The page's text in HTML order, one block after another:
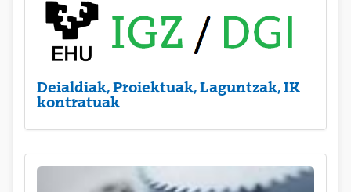
Deialdiak, Proiektuak, Laguntzak, IK
kontratuak